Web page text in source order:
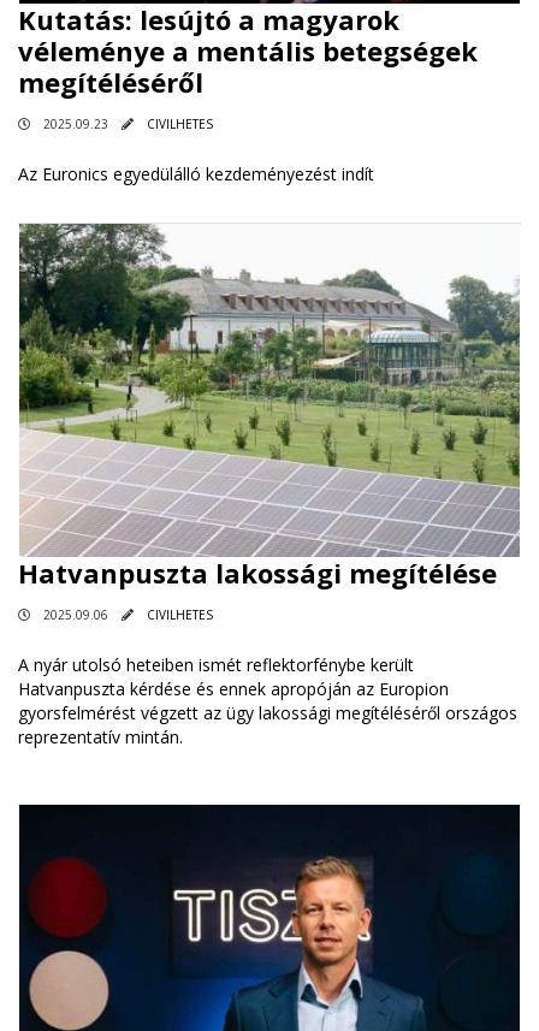
Kutatás: lesújtó a magyarok
véleménye a mentális betegségek
megítéléséről
2025.09.23 CIVILHETES
Az Euronics egyedülálló kezdeményezést indít
Hatvanpuszta lakossági megítélése
2025.09.06 CIVILHETES
A nyár utolsó heteiben ismét reflektorfénybe került
Hatvanpuszta kérdése és ennek apropóján az Europion
gyorsfelmérést végzett az ügy lakossági megítéléséről országos
reprezentatív mintán.